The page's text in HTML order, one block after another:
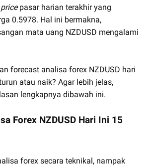
pasar harian terakhir yang
0.5978. Hal ini bermakna,
mata uang NZDUSD mengalami
forecast analisa forex NZDUSD hari
atau naik? Agar lebih jelas,
lengkapnya dibawah ini.
Forex NZDUSD Hari Ini 15
forex secara teknikal, nampak